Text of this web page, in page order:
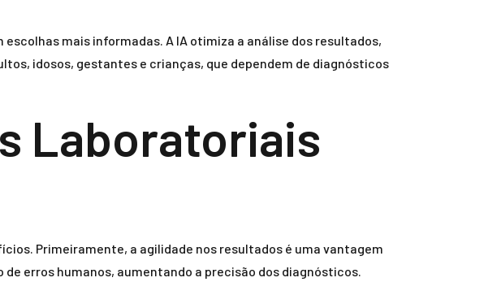
mais informadas. A IA otimiza a análise dos resultados,
idosos, gestantes e crianças, que dependem de diagnósticos
Laboratoriais
Primeiramente, a agilidade nos resultados é uma vantagem
erros humanos, aumentando a precisão dos diagnósticos.